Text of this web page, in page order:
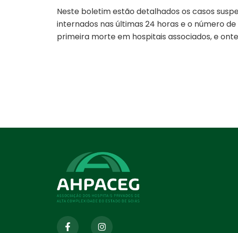
Neste boletim estão detalhados os casos
internados nas últimas 24 horas e o número
primeira morte em hospitais associados, e